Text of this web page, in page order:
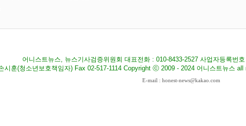
어니스트뉴스, 뉴스기사검증위원회 대표전화 : 010-8433-2527 사업자등록번
시훈(청소년보호책임자) Fax 02-517-1114 Copyright ⓒ 2009 - 2024 어니스트뉴스
E-mail : honest-news@kakao.com